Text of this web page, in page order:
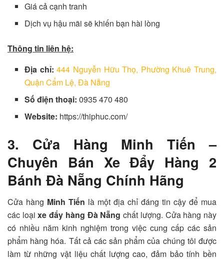
Giá cả cạnh tranh
Dịch vụ hậu mãi sẽ khiến bạn hài lòng
Thông tin liên hệ:
Địa chỉ: 444 Nguyễn Hữu Thọ, Phường Khuê Trung,
Quận Cẩm Lệ, Đà Nẵng
Số điện thoại: 0935 470 480
Website: https://thiphuc.com/
3. Cửa Hàng Minh Tiến –
Chuyên Bán Xe Đẩy Hàng 2
Bánh Đà Nẵng Chính Hãng
Cửa hàng Minh Tiến là một địa chỉ đáng tin cậy để mua
các loạixe đẩy hàng Đà Nẵng chất lượng. Cửa hàng này
có nhiều năm kinh nghiệm trong việc cung cấp các sản
phẩm hàng hóa. Tất cả các sản phẩm của chúng tôi được
làm từ những vật liệu chất lượng cao, đảm bảo tính bền